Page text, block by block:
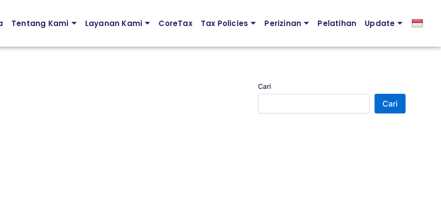
Tentang Kami Layanan Kami CoreTax Tax Policies Perizinan Pelatihan Update
Cari
Cari